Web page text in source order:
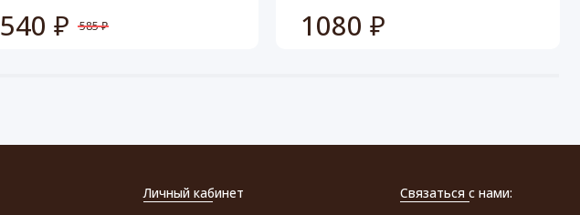
540 ₽ 585 ₽ 1080 ₽
Личный кабинет Связаться с нами: